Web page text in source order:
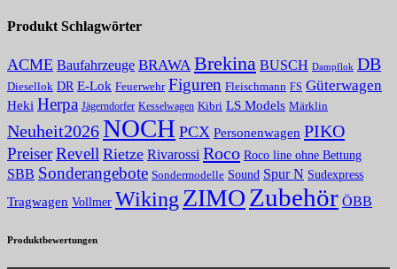
Produkt Schlagwörter
ACME Baufahrzeuge BRAWA Brekina BUSCH Dampflok DB
Diesellok DR E-Lok Feuerwehr Figuren Fleischmann FS Güterwagen
Heki Herpa Jägerndorfer Kesselwagen Kibri LS Models Märklin
Neuheit2026NOCH PCX Personenwagen PIKO
PreiserRevell Rietze Rivarossi Roco Roco line ohne Bettung
SBB Sonderangebote Sondermodelle Sound Spur N Sudexpress
Tragwagen Vollmer Wiking ZIMOZubehör ÖBB
Produktbewertungen